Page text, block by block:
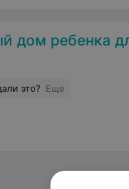
центральной нервной
это? Еще